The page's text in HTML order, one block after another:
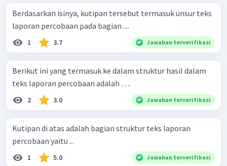
Berdasarkan isinya, kutipan tersebut termasuk unsur teks
laporan percobaan pada bagian ....
1 3.7 Jawaban terverifikasi
Berikut ini yang termasuk ke dalam struktur hasil dalam
teks laporan percobaan adalah ….
2 3.0 Jawaban terverifikasi
Kutipan di atas adalah bagian struktur teks laporan
percobaan yaitu ...
1 5.0 Jawaban terverifikasi